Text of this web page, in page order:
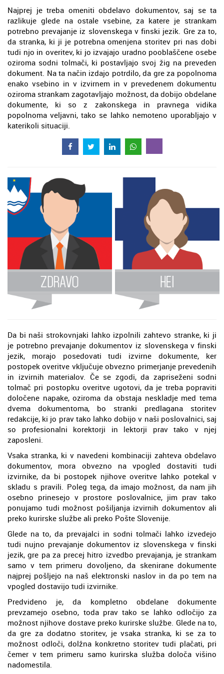
Najprej je treba omeniti obdelavo dokumentov, saj se ta
razlikuje glede na ostale vsebine, za katere je strankam
potrebno prevajanje iz slovenskega v finski jezik. Gre za to,
da stranka, ki ji je potrebna omenjena storitev pri nas dobi
tudi njo in overitev, ki jo izvajajo uradno pooblaščene osebe
oziroma sodni tolmači, ki postavljajo svoj žig na preveden
dokument. Na ta način izdajo potrdilo, da gre za popolnoma
enako vsebino in v izvirnem in v prevedenem dokumentu
oziroma strankam zagotavljajo možnost, da dobijo obdelane
dokumente, ki so z zakonskega in pravnega vidika
popolnoma veljavni, tako se lahko nemoteno uporabljajo v
katerikoli situaciji.
Da bi naši strokovnjaki lahko izpolnili zahtevo stranke, ki ji
je potrebno prevajanje dokumentov iz slovenskega v finski
jezik, morajo posedovati tudi izvirne dokumente, ker
postopek overitve vključuje obvezno primerjanje prevedenih
in izvirnih materialov. Če se zgodi, da zapriseženi sodni
tolmač pri postopku overitve ugotovi, da je treba popraviti
določene napake, oziroma da obstaja neskladje med tema
dvema dokumentoma, bo stranki predlagana storitev
redakcije, ki jo prav tako lahko dobijo v naši poslovalnici, saj
so profesionalni korektorji in lektorji prav tako v njej
zaposleni.
Vsaka stranka, ki v navedeni kombinaciji zahteva obdelavo
dokumentov, mora obvezno na vpogled dostaviti tudi
izvirnike, da bi postopek njihove overitve lahko potekal v
skladu s pravili. Poleg tega, da imajo možnost, da nam jih
osebno prinesejo v prostore poslovalnice, jim prav tako
ponujamo tudi možnost pošiljanja izvirnih dokumentov ali
preko kurirske službe ali preko Pošte Slovenije.
Glede na to, da prevajalci in sodni tolmači lahko izvedejo
tudi nujno prevajanje dokumentov iz slovenskega v finski
jezik, gre pa za precej hitro izvedbo prevajanja, je strankam
samo v tem primeru dovoljeno, da skenirane dokumente
najprej pošljejo na naš elektronski naslov in da po tem na
vpogled dostavijo tudi izvirnike.
Predvideno je, da kompletno obdelane dokumente
prevzamejo osebno, toda prav tako se lahko odločijo za
možnost njihove dostave preko kurirske službe. Glede na to,
da gre za dodatno storitev, je vsaka stranka, ki se za to
možnost odloči, dolžna konkretno storitev tudi plačati, pri
čemer v tem primeru samo kurirska služba določa višino
nadomestila.